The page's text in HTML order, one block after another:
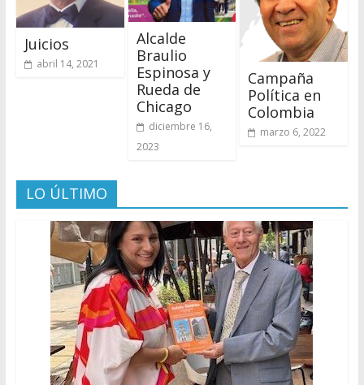
Juicios
abril 14, 2021
Alcalde
Braulio
Espinosa y
Rueda de
Chicago
diciembre 16,
2023
Campaña
Política en
Colombia
marzo 6, 2022
LO ÚLTIMO